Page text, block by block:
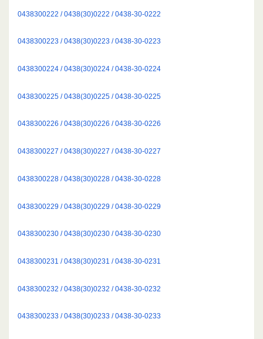
0438300222 / 0438(30)0222 / 0438-30-0222
0438300223 / 0438(30)0223 / 0438-30-0223
0438300224 / 0438(30)0224 / 0438-30-0224
0438300225 / 0438(30)0225 / 0438-30-0225
0438300226 / 0438(30)0226 / 0438-30-0226
0438300227 / 0438(30)0227 / 0438-30-0227
0438300228 / 0438(30)0228 / 0438-30-0228
0438300229 / 0438(30)0229 / 0438-30-0229
0438300230 / 0438(30)0230 / 0438-30-0230
0438300231 / 0438(30)0231 / 0438-30-0231
0438300232 / 0438(30)0232 / 0438-30-0232
0438300233 / 0438(30)0233 / 0438-30-0233